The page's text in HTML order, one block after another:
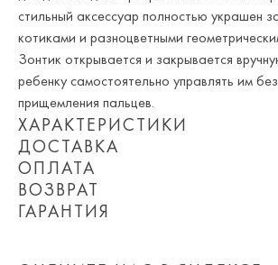
стильный аксессуар полностью украшен
котиками и разноцветными
Зонтик открывается и закрывается
ребенку самостоятельно управлять им
прищемления пальцев.
ХАРАКТЕРИСТИКИ
Состав: пвх, текстиль, металл
Сезон:Весна, Лето, Зима, Осень,
Особенности модели:
Размеры зонта в
ДОСТАВКА
Опция частичная доставка и примерка
Москвы и МО.
ОПЛАТА
При оплате онлайн вы получаете 10%
купоны и акции суммируются!
ВОЗВРАТ
Мы вернем или обменяем любой
ГАРАНТИЯ